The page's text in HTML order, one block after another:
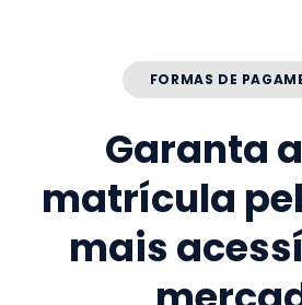
FORMAS DE
Garanta
matrícula
mais